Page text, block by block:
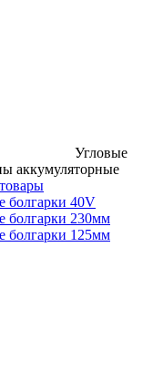
Угловые
аккумуляторные
болгарки 40V
болгарки 230мм
болгарки 125мм